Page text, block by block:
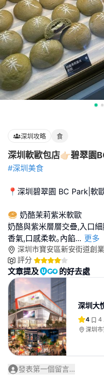
深圳攻略 食
深圳軟歐包店👉🏻碧翠園
#深圳美食
📍深圳碧翠園 BC Park|軟
🥯 奶酪茉莉紫米軟歐
奶酪與紫米層層交疊,入口
香氣,口感柔軟｡內餡... 更多
深圳市寶安區新安街道創
評分
文章提及 的好去處
深圳大
4 4
深圳
發表第一個留言...